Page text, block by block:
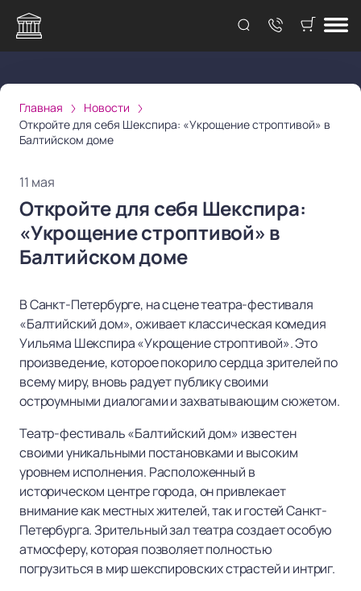
Главная
Новости
Откройте для себя Шекспира: «Укрощение строптивой» в
Балтийском доме
11 мая
Откройте для себя Шекспира:
«Укрощение строптивой» в
Балтийском доме
В Санкт-Петербурге, на сцене театра-фестиваля
«Балтийский дом», оживает классическая комедия
Уильяма Шекспира «Укрощение строптивой». Это
произведение, которое покорило сердца зрителей по
всему миру, вновь радует публику своими
остроумными диалогами и захватывающим сюжетом.
Театр-фестиваль «Балтийский дом» известен
своими уникальными постановками и высоким
уровнем исполнения. Расположенный в
историческом центре города, он привлекает
внимание как местных жителей, так и гостей Санкт-
Петербурга. Зрительный зал театра создает особую
атмосферу, которая позволяет полностью
погрузиться в мир шекспировских страстей и интриг.